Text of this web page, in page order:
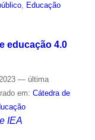
, Educação
educação 4.0
— última
em: Cátedra de
IEA